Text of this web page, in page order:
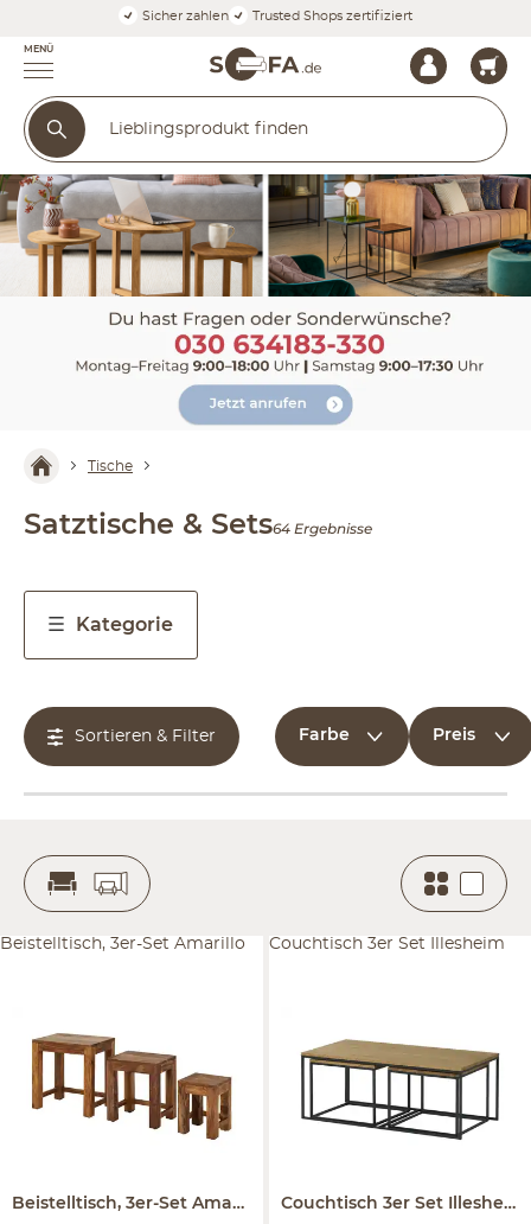
Sicher zahlen Trusted Shops zertifiziert
MENÜ
Tische
Satztische & Sets64 Ergebnisse
Kategorie
Sortieren & Filter Farbe Preis
Beistelltisch, 3er-Set Amarillo
Beistelltisch, 3er-Set Amarillo
Couchtisch 3er Set
Illesheim
Couchtisch 3er Set Illesheim